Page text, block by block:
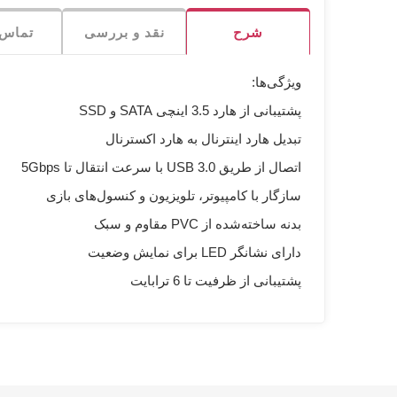
شرح نقد و بررسی تماس
ویژگی‌ها:
پشتیبانی از هارد 3.5 اینچی SATA و SSD
تبدیل هارد اینترنال به هارد اکسترنال
اتصال از طریق USB 3.0 با سرعت انتقال تا 5Gbps
سازگار با کامپیوتر، تلویزیون و کنسول‌های بازی
بدنه ساخته‌شده از PVC مقاوم و سبک
دارای نشانگر LED برای نمایش وضعیت
پشتیبانی از ظرفیت تا 6 ترابایت